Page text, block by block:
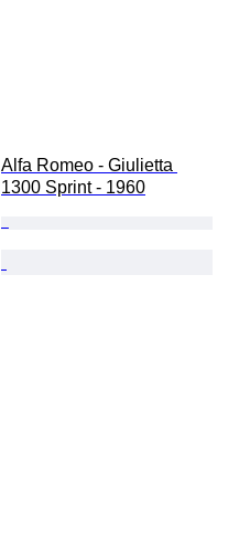
Alfa Romeo - Giulietta
1300 Sprint - 1960